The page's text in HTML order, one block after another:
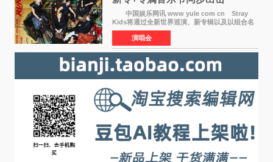
中国娱乐网讯 www yule com cn Stray
Kids将通过全新世界巡演、新专辑以及以组合名
义打造的专属音乐节等一系列全球活动，开启事
业发展的全新篇章。 Stray Kids将于7月25日
至26日、29日
演唱会